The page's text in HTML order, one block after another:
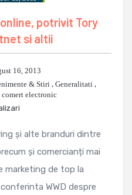
potrivit Tory
si altii
16, 2013
& Stiri, Generalitati ,
comert electronic
și alte branduri dintre
și comercianți mai
marketing de top la
WWD despre